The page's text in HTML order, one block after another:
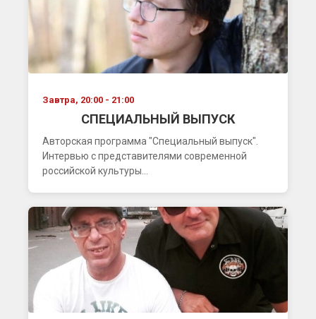
Завтра, 20:00 - 21:00
СПЕЦИАЛЬНЫЙ ВЫПУСК
Авторская программа "Специальный выпуск".
Интервью с представителями современной
российской культуры...